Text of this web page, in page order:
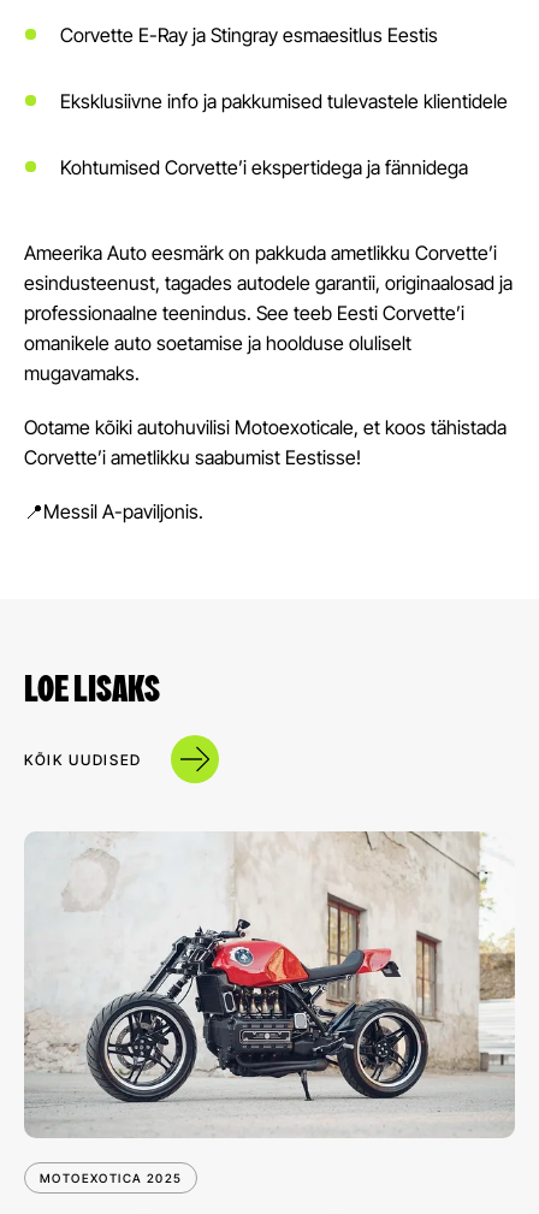
Corvette E-Ray ja Stingray esmaesitlus Eestis
Eksklusiivne info ja pakkumised tulevastele klientidele
Kohtumised Corvette’i ekspertidega ja fännidega
Ameerika Auto eesmärk on pakkuda ametlikku Corvette’i
esindusteenust, tagades autodele garantii, originaalosad ja
professionaalne teenindus. See teeb Eesti Corvette’i
omanikele auto soetamise ja hoolduse oluliselt
mugavamaks.
Ootame kõiki autohuvilisi Motoexoticale, et koos tähistada
Corvette’i ametlikku saabumist Eestisse!
📍Messil A-paviljonis.
LOE LISAKS
KÕIK UUDISED
MOTOEXOTICA 2025